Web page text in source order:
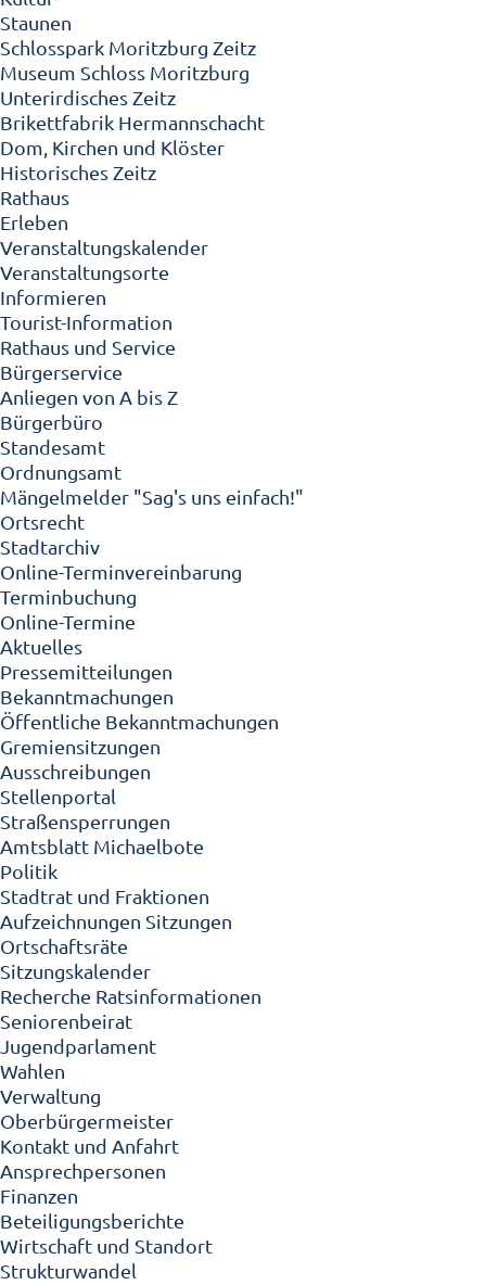
Staunen
Schlosspark Moritzburg Zeitz
Museum Schloss Moritzburg
Unterirdisches Zeitz
Brikettfabrik Hermannschacht
Dom, Kirchen und Klöster
Historisches Zeitz
Rathaus
Erleben
Veranstaltungskalender
Veranstaltungsorte
Informieren
Tourist-Information
Rathaus und Service
Bürgerservice
Anliegen von A bis Z
Bürgerbüro
Standesamt
Ordnungsamt
Mängelmelder "Sag's uns einfach!"
Ortsrecht
Stadtarchiv
Online-Terminvereinbarung
Terminbuchung
Online-Termine
Aktuelles
Pressemitteilungen
Bekanntmachungen
Öffentliche Bekanntmachungen
Gremiensitzungen
Ausschreibungen
Stellenportal
Straßensperrungen
Amtsblatt Michaelbote
Politik
Stadtrat und Fraktionen
Aufzeichnungen Sitzungen
Ortschaftsräte
Sitzungskalender
Recherche Ratsinformationen
Seniorenbeirat
Jugendparlament
Wahlen
Verwaltung
Oberbürgermeister
Kontakt und Anfahrt
Ansprechpersonen
Finanzen
Beteiligungsberichte
Wirtschaft und Standort
Strukturwandel